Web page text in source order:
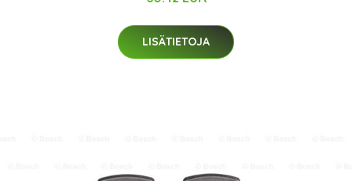
LISÄTIETOJA